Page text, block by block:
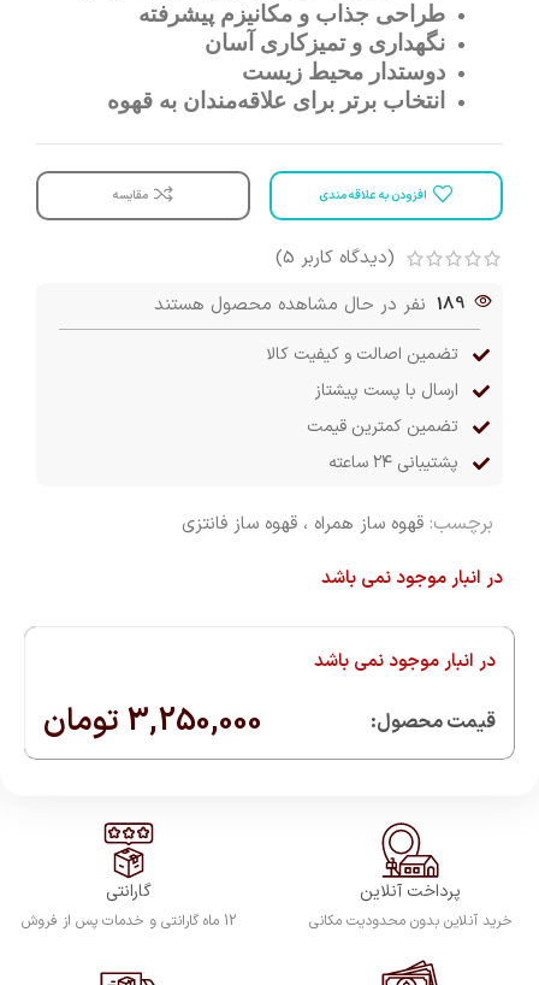
طراحی جذاب و مکانیزم پیشرفته
نگهداری و تمیزکاری آسان
دوستدار محیط زیست
انتخاب برتر برای علاقه‌مندان به قهوه
افزودن به علاقه مندی مقایسه
(دیدگاه کاربر 5
)
189 نفر در حال مشاهده محصول هستند
تضمین اصالت و کیفیت کالا
ارسال با پست پیشتاز
تضمین کمترین قیمت
پشتیبانی ۲۴ ساعته
برچسب: قهوه ساز همراه ، قهوه ساز فانتزی
در انبار موجود نمی باشد
در انبار موجود نمی باشد
قیمت محصول:​ 3,250,000 تومان
پرداخت آنلاین
خرید آنلاین بدون محدودیت مکانی
گارانتی
12 ماه گارانتی و خدمات پس از فروش